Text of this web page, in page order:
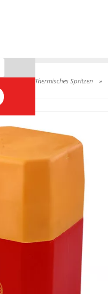
Thermisches Spritzen »